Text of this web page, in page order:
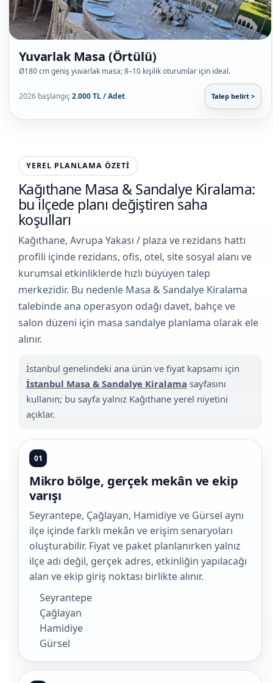
Yuvarlak Masa (Örtülü)
Ø180 cm geniş yuvarlak masa; 8–10 kişilik oturumlar için ideal.
2026 başlangıç2.000 TL / Adet Talep belirt >
YEREL PLANLAMA ÖZETI
Kağıthane Masa & Sandalye Kiralama:
bu ilçede planı değiştiren saha
koşulları
Kağıthane, Avrupa Yakası / plaza ve rezidans hattı
profili içinde rezidans, ofis, otel, site sosyal alanı ve
kurumsal etkinliklerde hızlı büyüyen talep
merkezidir. Bu nedenle Masa & Sandalye Kiralama
talebinde ana operasyon odağı davet, bahçe ve
salon düzeni için masa sandalye planlama olarak ele
alınır.
İstanbul genelindeki ana ürün ve fiyat kapsamı için
İstanbul Masa & Sandalye Kiralama sayfasını
kullanın; bu sayfa yalnız Kağıthane yerel niyetini
açıklar.
01
Mikro bölge, gerçek mekân ve ekip
varışı
Seyrantepe, Çağlayan, Hamidiye ve Gürsel aynı
ilçe içinde farklı mekân ve erişim senaryoları
oluşturabilir. Fiyat ve paket planlanırken yalnız
ilçe adı değil, gerçek adres, etkinliğin yapılacağı
alan ve ekip giriş noktası birlikte alınır.
Seyrantepe
Çağlayan
Hamidiye
Gürsel